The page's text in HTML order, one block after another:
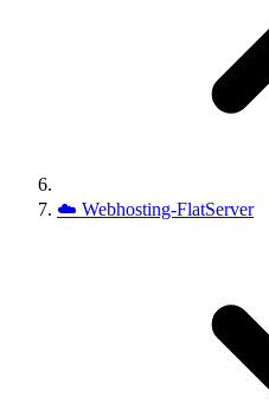
☁️ Webhosting-FlatServer